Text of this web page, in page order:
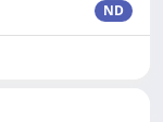
ND